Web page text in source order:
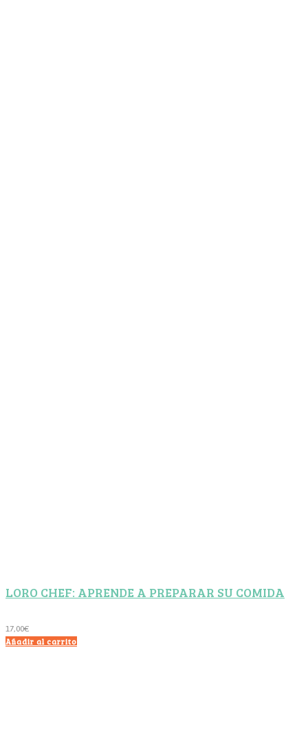
LORO CHEF: APRENDE A PREPARAR SU COMIDA
17,00€
Añadir al carrito